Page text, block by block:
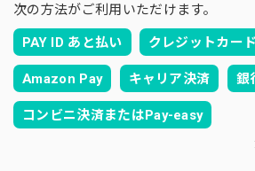
次の方法がご利用いただけます。
PAY ID あと払い クレジットカード
Amazon Pay キャリア決済 銀
コンビニ決済またはPay-easy